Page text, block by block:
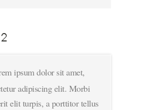
ipsum dolor sit amet,
adipiscing elit. Morbi
elit turpis, a porttitor tellus